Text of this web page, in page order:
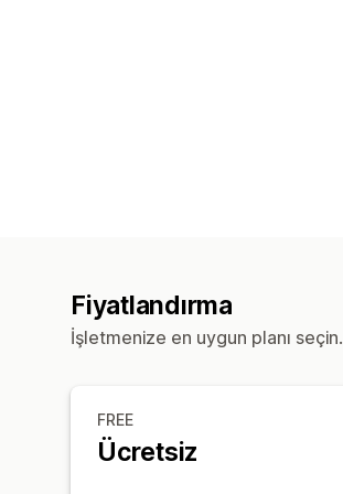
Fiyatlandırma
İşletmenize en uygun planı seçin.
FREE
Ücretsiz